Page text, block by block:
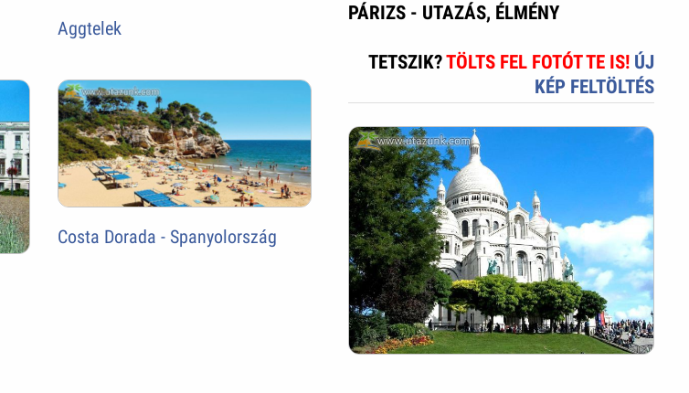
Aggtelek
Costa Dorada - Spanyolország
PÁRIZS - UTAZÁS, ÉLMÉNY
TETSZIK?TÖLTS FEL FOTÓT TE IS! ÚJ
KÉP FELTÖLTÉS